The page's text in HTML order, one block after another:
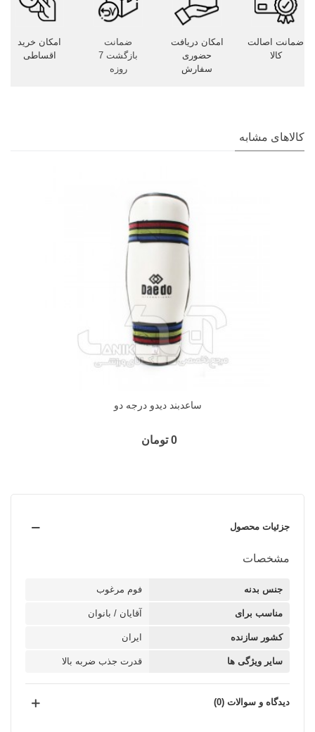
ضمانت اصالت
کالا
امکان دریافت
حضوری
سفارش
ضمانت
بازگشت 7
روزه
امکان خرید
اقساطی
کالاهای مشابه
ساعدبند دیدو درجه دو
0 تومان
جزئیات محصول
مشخصات
جنس بدنه فوم مرغوب
مناسب برای آقایان / بانوان
کشور سازنده ایران
سایر ویژگی ها قدرت جذب ضربه بالا
دیدگاه و سوالات (0)